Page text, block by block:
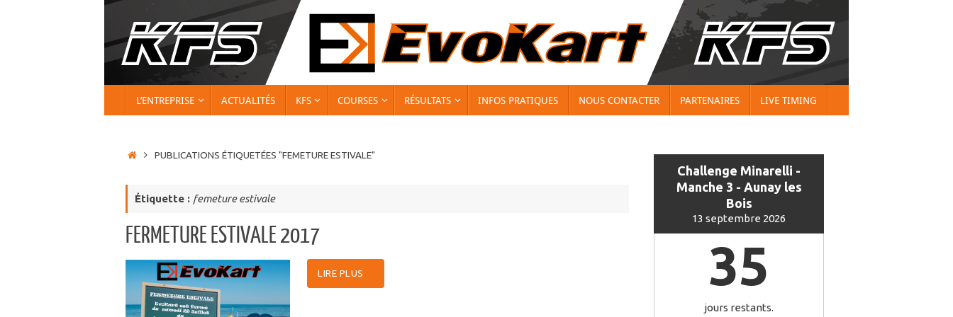
L’ENTREPRISE ACTUALITÉS KFS COURSES RÉSULTATS INFOS PRATIQUES NOUS CONTACTER PARTENAIRES LIVE TIMING
ACCUEIL
PUBLICATIONS ÉTIQUETÉES "FEMETURE ESTIVALE"
Étiquette : femeture estivale
FERMETURE ESTIVALE 2017
LIRE PLUS
Challenge Minarelli -
Manche 3 - Aunay les
Bois
13 septembre 2026
35
jours restants.